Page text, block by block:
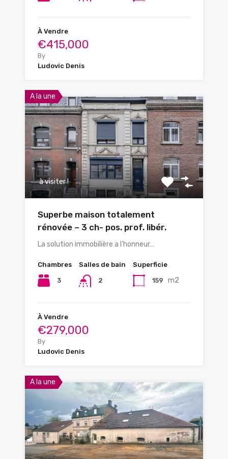
À Vendre
€415,000
By
Ludovic Denis
A la une
à visiter !
Superbe maison totalement
rénovée – 3 ch- pos. prof. libér.
La solution immobilière a l’honneur…
Chambres
3
Salles de bain
2
Superficie
159 m2
À Vendre
€279,000
By
Ludovic Denis
A la une